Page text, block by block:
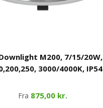
M200, 7/15/20W,
3000/4000K, IP54
Fra 875,00 kr.